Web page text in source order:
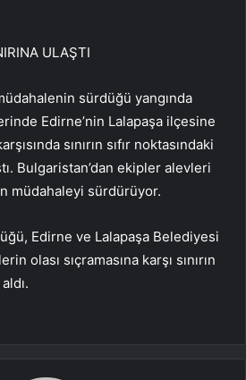
ULAŞTI
sürdüğü yangında
Edirne’nin Lalapaşa ilçesine
sınırın sıfır noktasındaki
Bulgaristan’dan ekipler alevleri
müdahaleyi sürdürüyor.
Edirne ve Lalapaşa Belediyesi
olası sıçramasına karşı sınırın